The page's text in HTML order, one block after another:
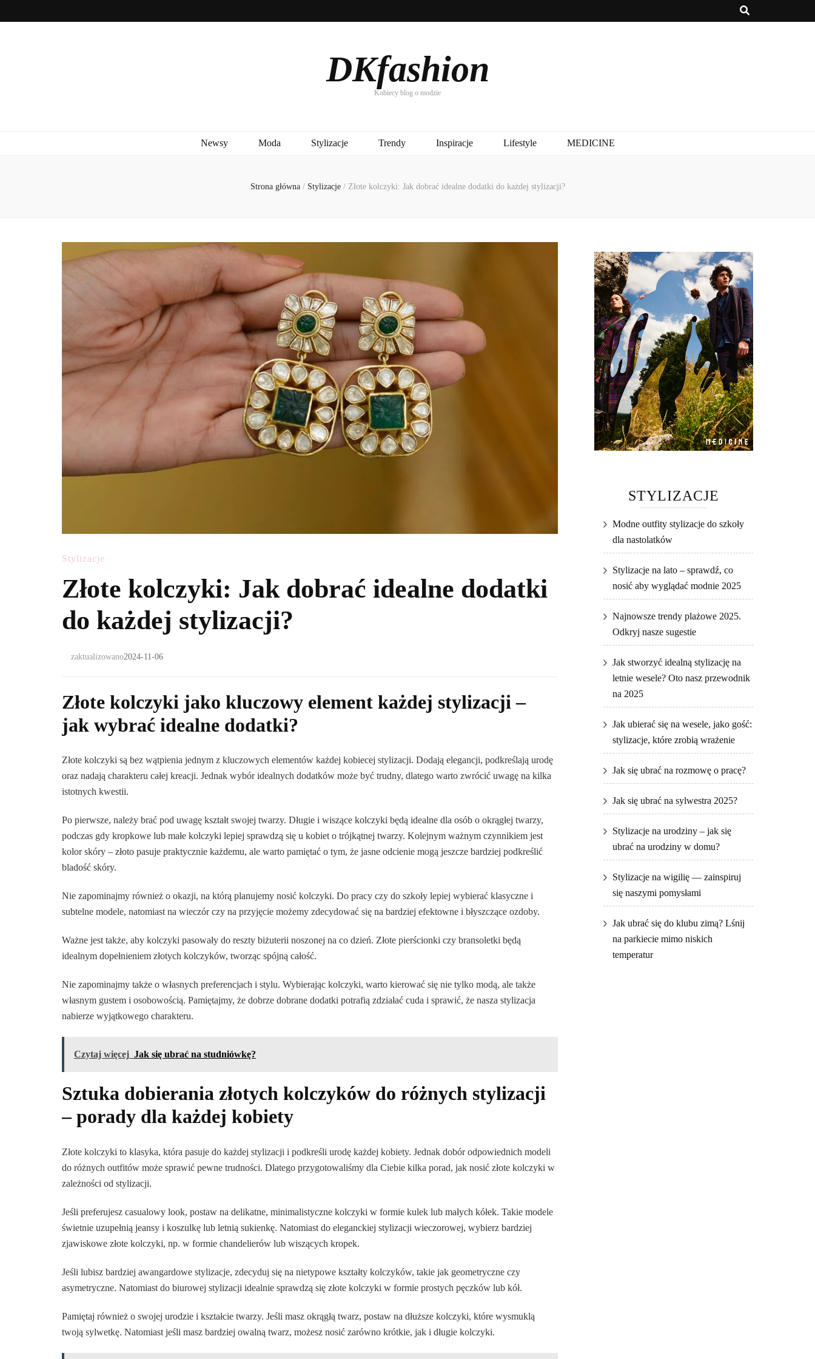
DKfashion
Kobiecy blog o modzie
Newsy Moda Stylizacje Trendy Inspiracje Lifestyle MEDICINE
Strona główna / Stylizacje / Złote kolczyki: Jak dobrać idealne dodatki do każdej stylizacji?
Stylizacje
Złote kolczyki: Jak dobrać idealne dodatki
do każdej stylizacji?
zaktualizowano2024-11-06
Złote kolczyki jako kluczowy element każdej stylizacji –
jak wybrać idealne dodatki?
Złote kolczyki są bez wątpienia jednym z kluczowych elementów każdej kobiecej stylizacji. Dodają elegancji, podkreślają urodę
oraz nadają charakteru całej kreacji. Jednak wybór idealnych dodatków może być trudny, dlatego warto zwrócić uwagę na kilka
istotnych kwestii.
Po pierwsze, należy brać pod uwagę kształt swojej twarzy. Długie i wiszące kolczyki będą idealne dla osób o okrągłej twarzy,
podczas gdy kropkowe lub małe kolczyki lepiej sprawdzą się u kobiet o trójkątnej twarzy. Kolejnym ważnym czynnikiem jest
kolor skóry – złoto pasuje praktycznie każdemu, ale warto pamiętać o tym, że jasne odcienie mogą jeszcze bardziej podkreślić
bladość skóry.
Nie zapominajmy również o okazji, na którą planujemy nosić kolczyki. Do pracy czy do szkoły lepiej wybierać klasyczne i
subtelne modele, natomiast na wieczór czy na przyjęcie możemy zdecydować się na bardziej efektowne i błyszczące ozdoby.
Ważne jest także, aby kolczyki pasowały do reszty biżuterii noszonej na co dzień. Złote pierścionki czy bransoletki będą
idealnym dopełnieniem złotych kolczyków, tworząc spójną całość.
Nie zapominajmy także o własnych preferencjach i stylu. Wybierając kolczyki, warto kierować się nie tylko modą, ale także
własnym gustem i osobowością. Pamiętajmy, że dobrze dobrane dodatki potrafią zdziałać cuda i sprawić, że nasza stylizacja
nabierze wyjątkowego charakteru.
Czytaj więcej Jak się ubrać na studniówkę?
Sztuka dobierania złotych kolczyków do różnych stylizacji
– porady dla każdej kobiety
Złote kolczyki to klasyka, która pasuje do każdej stylizacji i podkreśli urodę każdej kobiety. Jednak dobór odpowiednich modeli
do różnych outfitów może sprawić pewne trudności. Dlatego przygotowaliśmy dla Ciebie kilka porad, jak nosić złote kolczyki w
zależności od stylizacji.
Jeśli preferujesz casualowy look, postaw na delikatne, minimalistyczne kolczyki w formie kulek lub małych kółek. Takie modele
świetnie uzupełnią jeansy i koszulkę lub letnią sukienkę. Natomiast do eleganckiej stylizacji wieczorowej, wybierz bardziej
zjawiskowe złote kolczyki, np. w formie chandelierów lub wiszących kropek.
Jeśli lubisz bardziej awangardowe stylizacje, zdecyduj się na nietypowe kształty kolczyków, takie jak geometryczne czy
asymetryczne. Natomiast do biurowej stylizacji idealnie sprawdzą się złote kolczyki w formie prostych pęczków lub kół.
Pamiętaj również o swojej urodzie i kształcie twarzy. Jeśli masz okrągłą twarz, postaw na dłuższe kolczyki, które wysmuklą
twoją sylwetkę. Natomiast jeśli masz bardziej owalną twarz, możesz nosić zarówno krótkie, jak i długie kolczyki.
STYLIZACJE
Modne outfity stylizacje do szkoły
dla nastolatków
Stylizacje na lato – sprawdź, co
nosić aby wyglądać modnie 2025
Najnowsze trendy plażowe 2025.
Odkryj nasze sugestie
Jak stworzyć idealną stylizację na
letnie wesele? Oto nasz przewodnik
na 2025
Jak ubierać się na wesele, jako gość:
stylizacje, które zrobią wrażenie
Jak się ubrać na rozmowę o pracę?
Jak się ubrać na sylwestra 2025?
Stylizacje na urodziny – jak się
ubrać na urodziny w domu?
Stylizacje na wigilię — zainspiruj
się naszymi pomysłami
Jak ubrać się do klubu zimą? Lśnij
na parkiecie mimo niskich
temperatur